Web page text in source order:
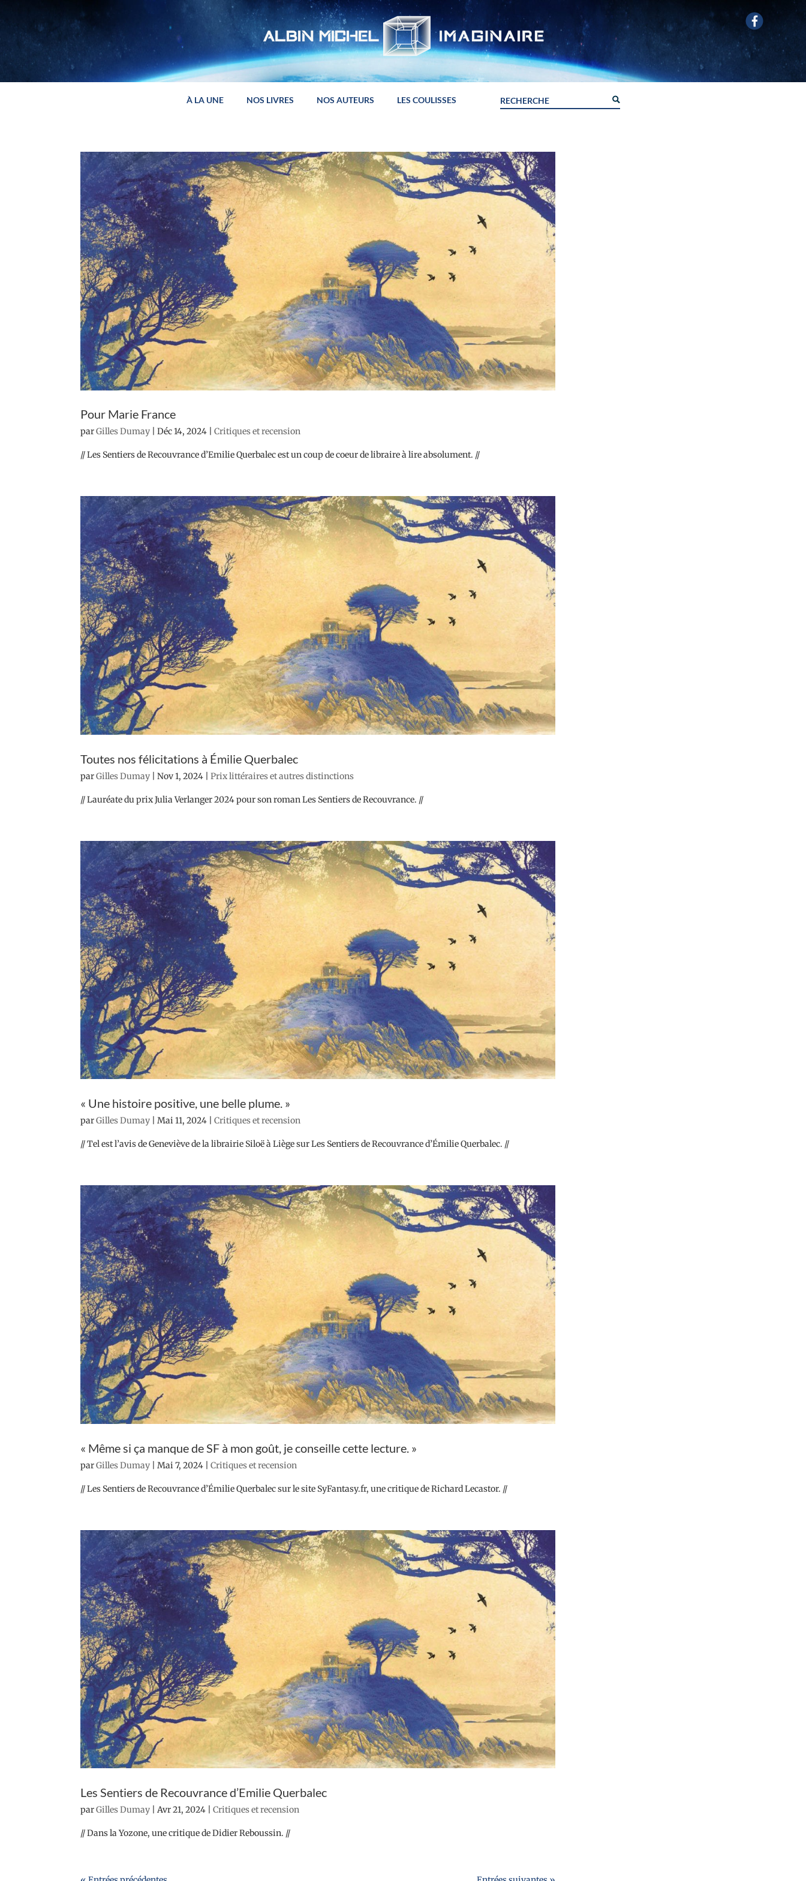
À LA UNE NOS LIVRES NOS AUTEURS LES COULISSES
Pour Marie France
parGilles Dumay |Déc 14, 2024 |Critiques et recension
// Les Sentiers de Recouvrance d’Emilie Querbalec est un coup de coeur de libraire à lire absolument. //
Toutes nos félicitations à Émilie Querbalec
parGilles Dumay |Nov 1, 2024 |Prix littéraires et autres distinctions
// Lauréate du prix Julia Verlanger 2024 pour son roman Les Sentiers de Recouvrance. //
« Une histoire positive, une belle plume. »
parGilles Dumay |Mai 11, 2024 |Critiques et recension
// Tel est l’avis de Geneviève de la librairie Siloë à Liège sur Les Sentiers de Recouvrance d’Émilie Querbalec. //
« Même si ça manque de SF à mon goût, je conseille cette lecture. »
parGilles Dumay |Mai 7, 2024 |Critiques et recension
// Les Sentiers de Recouvrance d’Émilie Querbalec sur le site SyFantasy.fr, une critique de Richard Lecastor. //
Les Sentiers de Recouvrance d’Emilie Querbalec
parGilles Dumay |Avr 21, 2024 |Critiques et recension
// Dans la Yozone, une critique de Didier Reboussin. //